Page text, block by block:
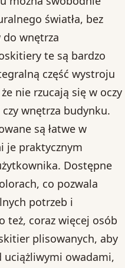
światła, bez
do wnętrza
te są bardzo
część wystroju
nie rzucają się w oczy
wnętrza budynku.
są łatwe w
je praktycznym
Dostępne
co pozwala
potrzeb i
też, coraz więcej osób
plisowanych, aby
uciążliwymi owadami,